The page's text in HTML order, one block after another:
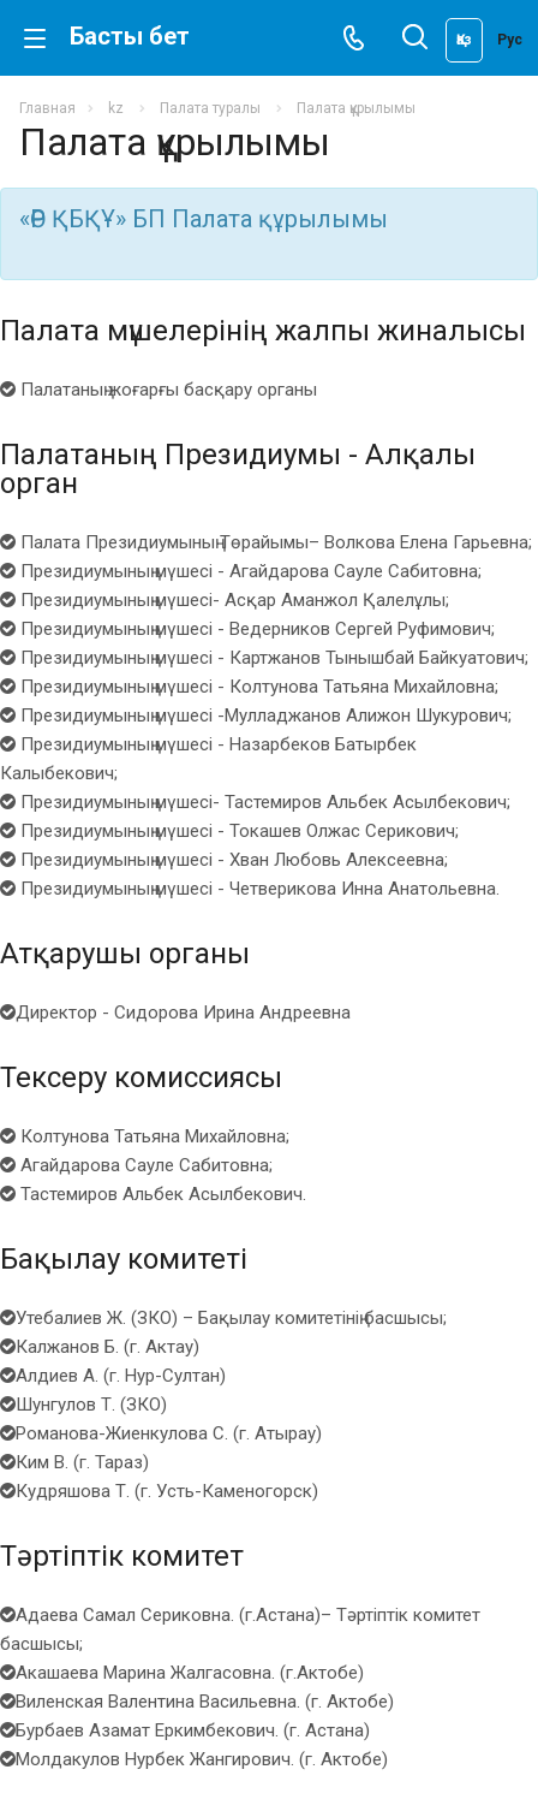
Басты бет Қаз Рус
Главная kz Палата туралы Палата құрылымы
Палата құрылымы
«ӨР ҚБҚҰ» БП Палата құрылымы
Палата мүшелерінің жалпы жиналысы
Палатаның жоғарғы басқару органы
Палатаның Президиумы - Алқалы
орган
Палата Президиумының Төрайымы– Волкова Елена Гарьевна;
Президиумының мүшесі - Агайдарова Сауле Сабитовна;
Президиумының мүшесі- Асқар Аманжол Қалелұлы;
Президиумының мүшесі - Ведерников Сергей Руфимович;
Президиумының мүшесі - Картжанов Тынышбай Байкуатович;
Президиумының мүшесі - Колтунова Татьяна Михайловна;
Президиумының мүшесі -Мулладжанов Алижон Шукурович;
Президиумының мүшесі - Назарбеков Батырбек
Калыбекович;
Президиумының мүшесі- Тастемиров Альбек Асылбекович;
Президиумының мүшесі - Токашев Олжас Серикович;
Президиумының мүшесі - Хван Любовь Алексеевна;
Президиумының мүшесі - Четверикова Инна Анатольевна.
Атқарушы органы
Директор - Сидорова Ирина Андреевна
Тексеру комиссиясы
Колтунова Татьяна Михайловна;
Агайдарова Сауле Сабитовна;
Тастемиров Альбек Асылбекович.
Бақылау комитеті
Утебалиев Ж. (ЗКО) – Бақылау комитетінің басшысы;
Калжанов Б. (г. Актау)
Алдиев А. (г. Нур-Султан)
Шунгулов Т. (ЗКО)
Романова-Жиенкулова С. (г. Атырау)
Ким В. (г. Тараз)
Кудряшова Т. (г. Усть-Каменогорск)
Тәртіптік комитет
Адаева Самал Сериковна. (г.Астана)– Тәртіптік комитет
басшысы;
Акашаева Марина Жалгасовна. (г.Актобе)
Виленская Валентина Васильевна. (г. Актобе)
Бурбаев Азамат Еркимбекович. (г. Астана)
Молдакулов Нурбек Жангирович. (г. Актобе)